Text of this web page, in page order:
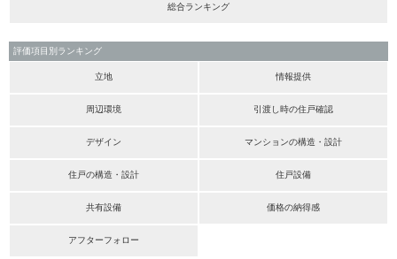
総合ランキング
評価項目別ランキング
立地 情報提供
周辺環境 引渡し時の住戸確認
デザイン マンションの構造・設計
住戸の構造・設計 住戸設備
共有設備 価格の納得感
アフターフォロー